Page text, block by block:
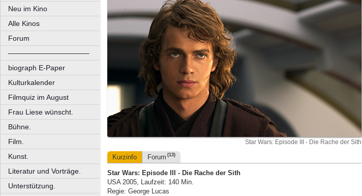
Neu im Kino
Alle Kinos
Forum
––––––––––––––––––––
biograph E-Paper
Kulturkalender
Filmquiz im August
Frau Liese wünscht.
Bühne.
Film.
Kunst.
Literatur und Vorträge.
Unterstützung.
Star Wars: Episode III - Die Rache der Sith
Kurzinfo Forum (13)
Star Wars: Episode III - Die Rache der Sith
USA 2005, Laufzeit: 140 Min.
Regie: George Lucas